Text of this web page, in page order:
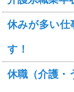
休みが多い仕
す！
休職（介護・